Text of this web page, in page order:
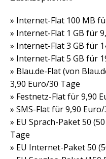
» Internet-Flat 100 MB
» Internet-Flat 1 GB für
» Internet-Flat 3 GB für
» Internet-Flat 5 GB für
» Blau.de-Flat (von
3,90 Euro/30 Tage
» Festnetz-Flat für 9,90
» SMS-Flat für 9,90
» EU Sprach-Paket 50
Tage
» EU Internet-Paket 50